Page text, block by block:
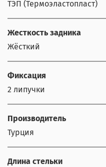
ТЭП (Термоэластопласт)
Жесткость задника
Жёсткий
Фиксация
2 липучки
Производитель
Турция
Длина стельки